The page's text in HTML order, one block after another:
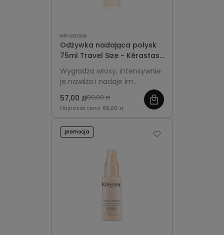
Kérastase
Odżywka nadająca połysk
75ml Travel Size - Kérastase
Gloss Absolu Insta-Glaze
Wygładza włosy, intensywnie
je nawilża i nadaje im
obciążania.
57,00 zł90,00 zł
Najniższa cena: 65,00 zł
promocja